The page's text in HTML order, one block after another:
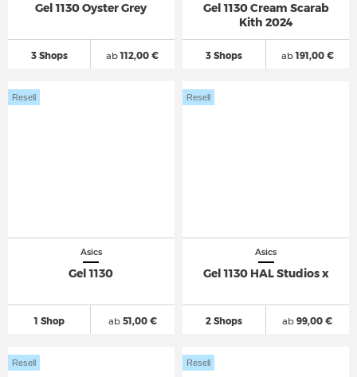
Gel 1130 Oyster Grey
3 Shops ab112,00 €
Gel 1130 Cream Scarab
Kith 2024
3 Shops ab191,00 €
Asics
Gel 1130
1 Shop
Resell
ab51,00 €
Asics
Gel 1130 HAL Studios x
2 Shops
Resell
ab 99,00 €
Resell Resell